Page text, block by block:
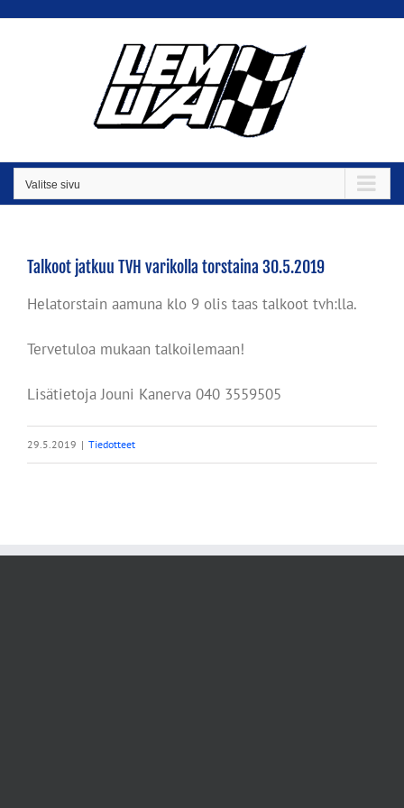
Valitse sivu
Talkoot jatkuu TVH varikolla torstaina 30.5.2019
Helatorstain aamuna klo 9 olis taas talkoot tvh:lla.
Tervetuloa mukaan talkoilemaan!
Lisätietoja Jouni Kanerva 040 3559505
29.5.2019 | Tiedotteet